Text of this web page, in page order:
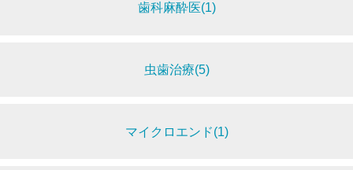
歯科麻酔医(1)
虫歯治療(5)
マイクロエンド(1)